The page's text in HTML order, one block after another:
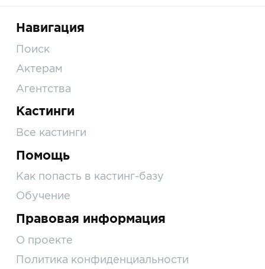
Навигация
Поиск
Актерам
Агентства
Кастинги
Все кастинги
Помощь
Как попасть в кастинг-базу
Обучение
Правовая информация
О проекте
Политика конфиденциальности